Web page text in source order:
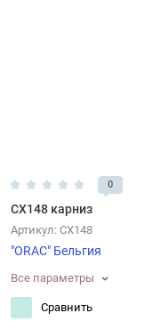
0
CX148 карниз
Артикул: CX148
"ORAC" Бельгия
Все параметры
Сравнить